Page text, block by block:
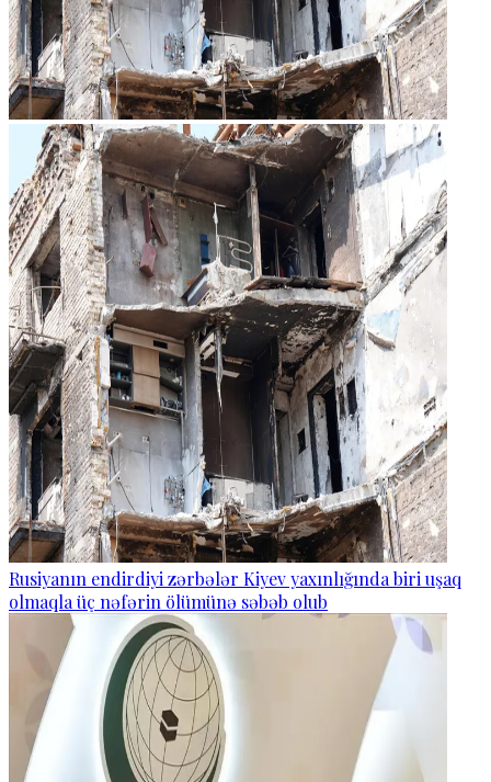
Rusiyanın endirdiyi zərbələr Kiyev yaxınlığında biri uşaq
olmaqla üç nəfərin ölümünə səbəb olub